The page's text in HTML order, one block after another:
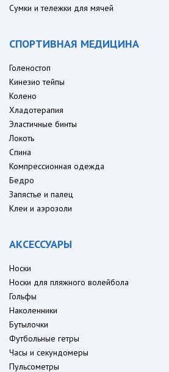
Сумки и тележки для мячей
СПОРТИВНАЯ МЕДИЦИНА
Голеностоп
Кинезио тейпы
Колено
Хладотерапия
Эластичные бинты
Локоть
Спина
Компрессионная одежда
Бедро
Запястье и палец
Клеи и аэрозоли
АКСЕССУАРЫ
Носки
Носки для пляжного волейбола
Гольфы
Наколенники
Бутылочки
Футбольные гетры
Часы и секундомеры
Пульсометры